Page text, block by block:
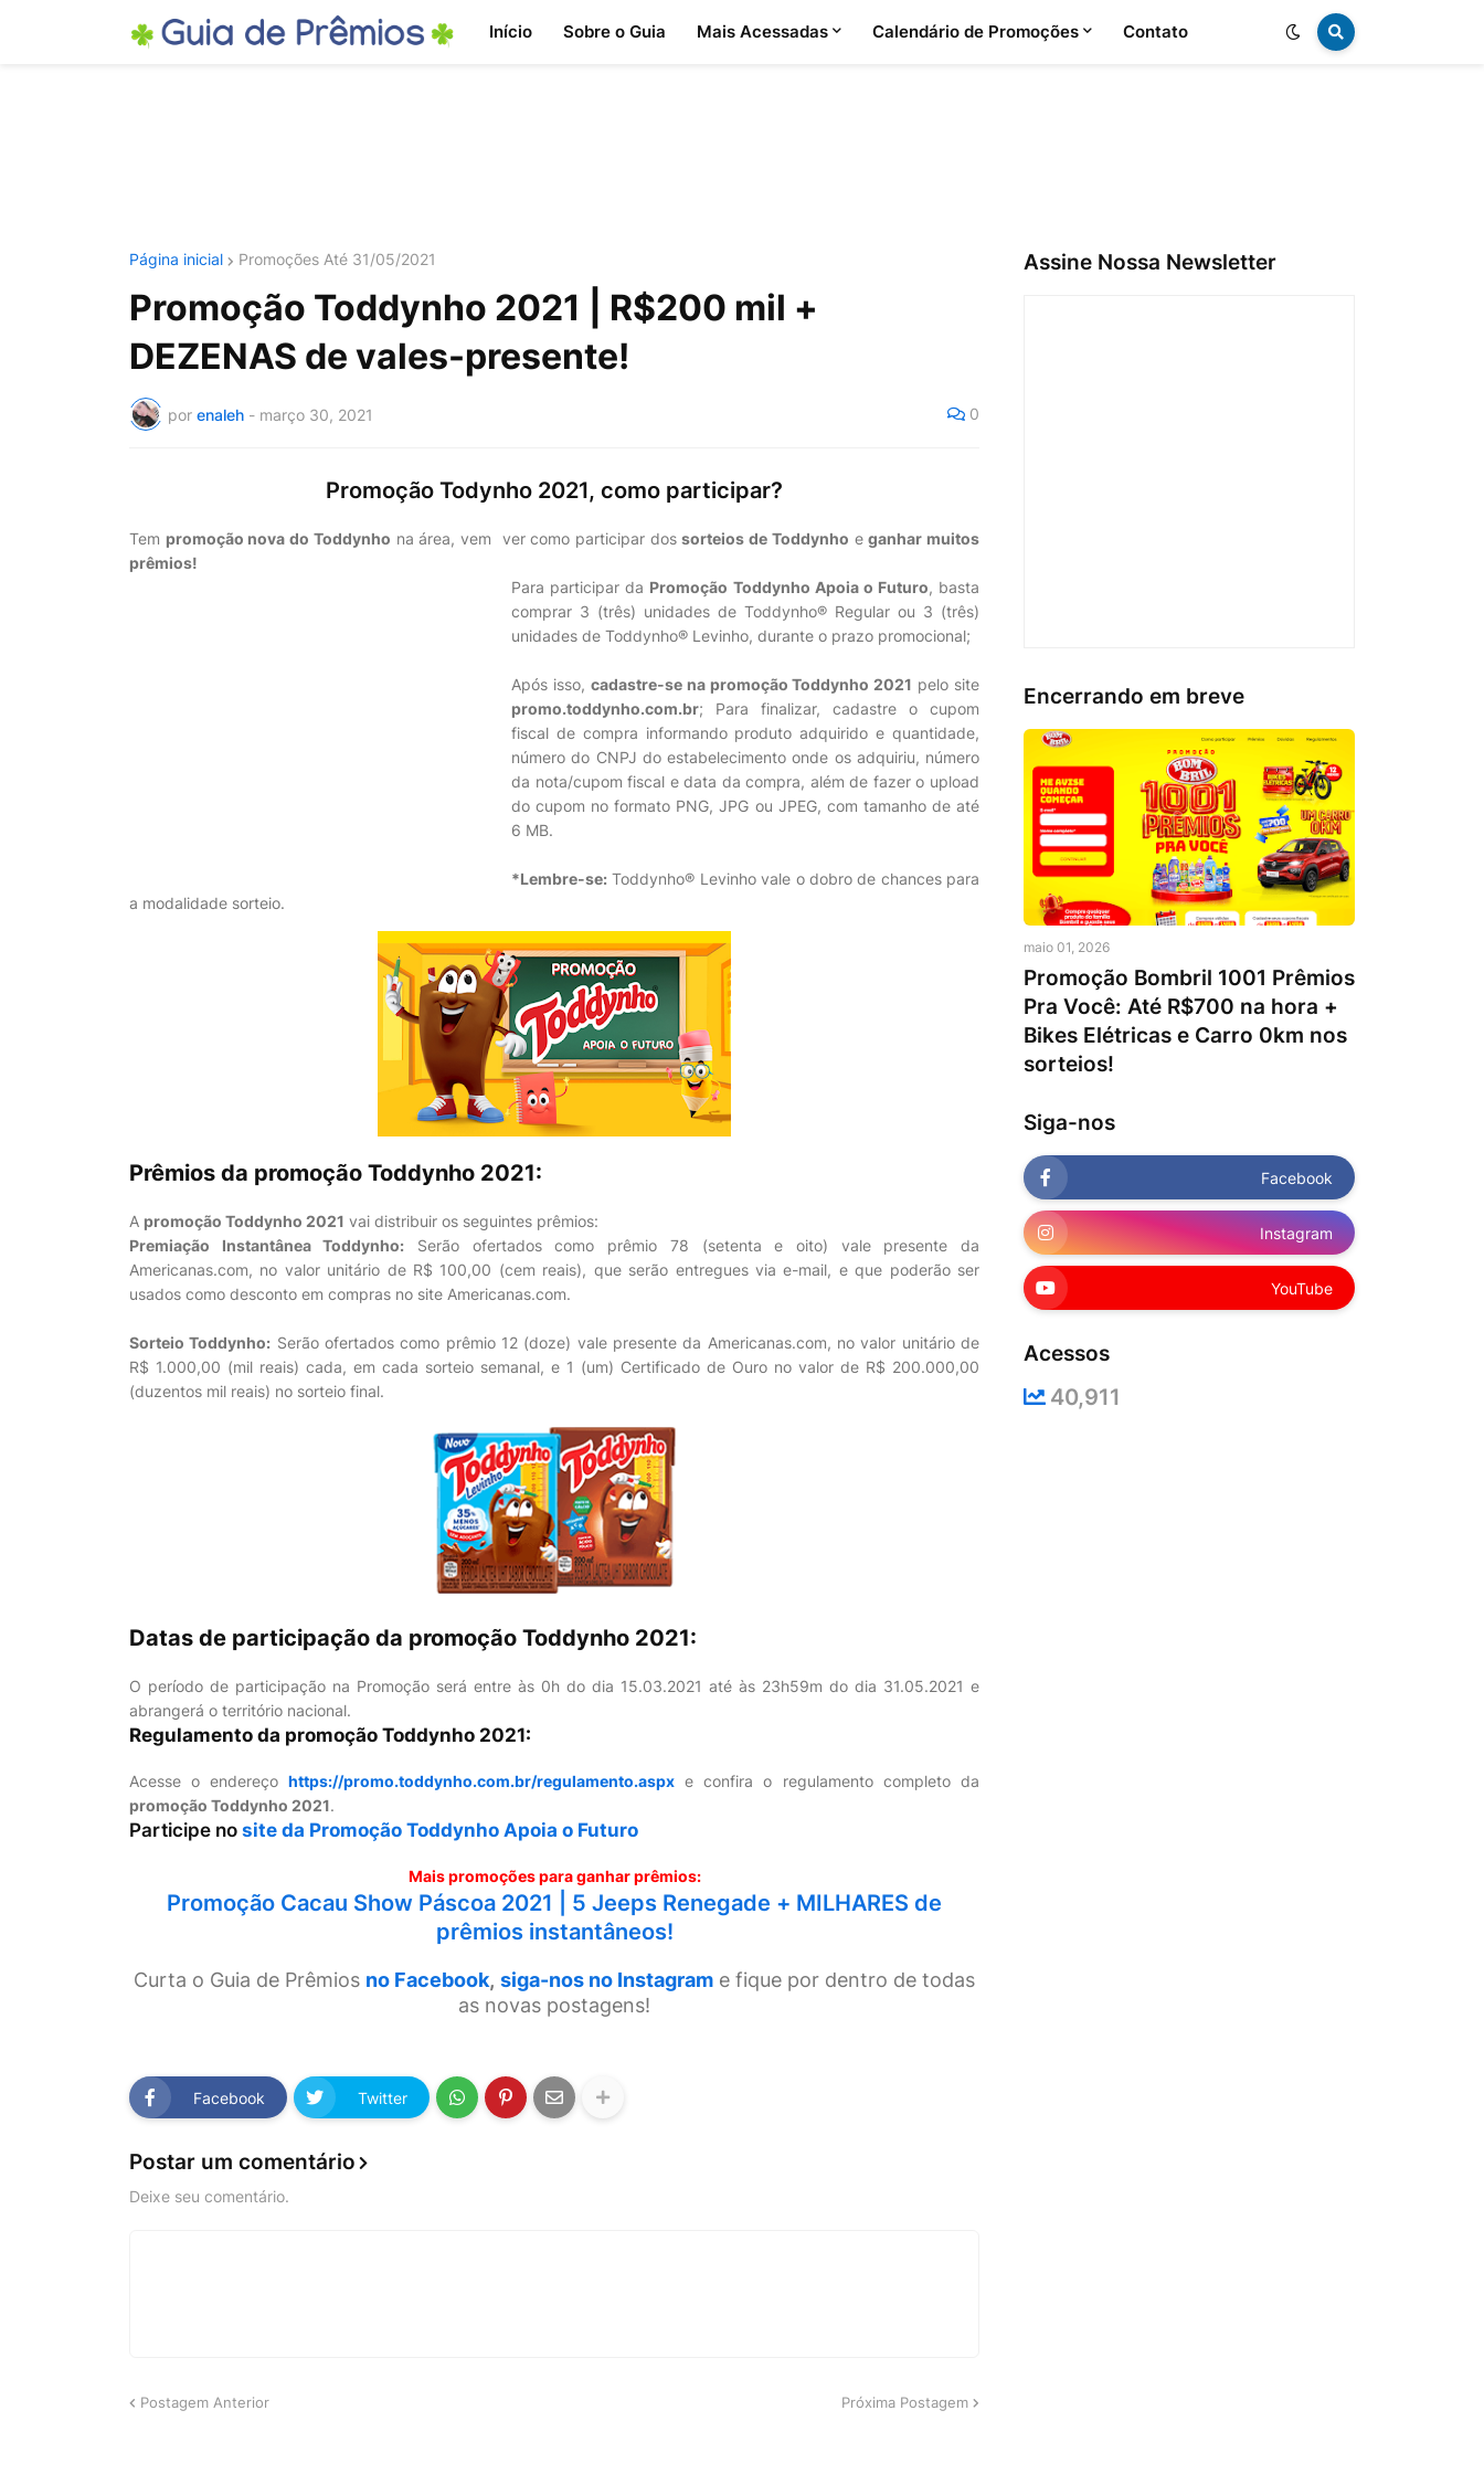
Início Sobre o Guia Mais Acessadas Calendário de Promoções Contato
Página inicial Promoções Até 31/05/2021
Promoção Toddynho 2021 | R$200 mil +
DEZENAS de vales-presente!
por enaleh - março 30, 2021 0
Promoção Todynho 2021, como participar?
Tem promoção nova do Toddynho na área, vem ver como participar dossorteios de Toddynho eganhar muitos
prêmios!
Para participar da Promoção Toddynho Apoia o Futuro, basta
comprar 3 (três) unidades de Toddynho® Regular ou 3 (três)
unidades de Toddynho® Levinho, durante o prazo promocional;
Após isso, cadastre-se na promoção Toddynho 2021 pelo site
promo.toddynho.com.br; Para finalizar, cadastre o cupom
fiscal de compra informando produto adquirido e quantidade,
número do CNPJ do estabelecimento onde os adquiriu, número
da nota/cupom fiscal e data da compra, além de fazer o upload
do cupom no formato PNG, JPG ou JPEG, com tamanho de até
6 MB.
*Lembre-se: Toddynho® Levinho vale o dobro de chances para
a modalidade sorteio.
Prêmios da promoção Toddynho 2021:
A promoção Toddynho 2021 vai distribuir os seguintes prêmios:
Premiação Instantânea Toddynho: Serão ofertados como prêmio 78 (setenta e oito) vale presente da
Americanas.com, no valor unitário de R$ 100,00 (cem reais), que serão entregues via e-mail, e que poderão ser
usados como desconto em compras no site Americanas.com.
Sorteio Toddynho: Serão ofertados como prêmio 12 (doze) vale presente da Americanas.com, no valor unitário de
R$ 1.000,00 (mil reais) cada, em cada sorteio semanal, e 1 (um) Certificado de Ouro no valor de R$ 200.000,00
(duzentos mil reais) no sorteio final.
Datas de participação da promoção Toddynho 2021:
O período de participação na Promoção será entre às 0h do dia 15.03.2021 até às 23h59m do dia 31.05.2021 e
abrangerá o território nacional.
Regulamento da promoção Toddynho 2021:
Acesse o endereço https://promo.toddynho.com.br/regulamento.aspxe confira o regulamento completo da
promoção Toddynho 2021.
Participe no site da Promoção Toddynho Apoia o Futuro
Mais promoções para ganhar prêmios:
Promoção Cacau Show Páscoa 2021 | 5 Jeeps Renegade + MILHARES de
prêmios instantâneos!
Curta o Guia de Prêmios no Facebook, siga-nos no Instagram e fique por dentro de todas
as novas postagens!
Facebook Twitter
Postar um comentário
Deixe seu comentário.
Postagem Anterior Próxima Postagem
Assine Nossa Newsletter
Encerrando em breve
maio 01, 2026
Promoção Bombril 1001 Prêmios
Pra Você: Até R$700 na hora +
Bikes Elétricas e Carro 0km nos
sorteios!
Siga-nos
Facebook
Instagram
YouTube
Acessos
40,911